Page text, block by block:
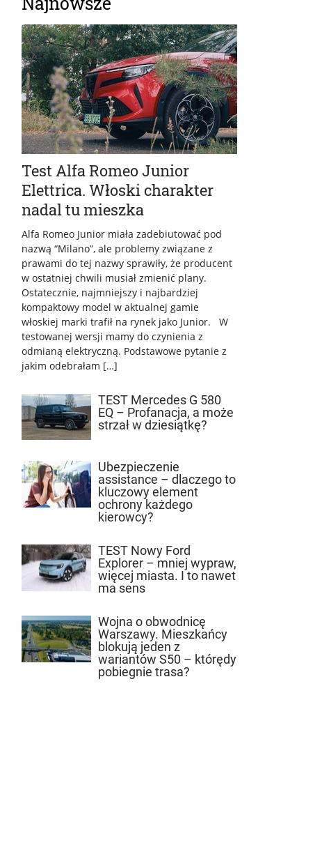
Test Alfa Romeo Junior
Elettrica. Włoski charakter
nadal tu mieszka
Alfa Romeo Junior miała zadebiutować pod
nazwą “Milano”, ale problemy związane z
prawami do tej nazwy sprawiły, że producent
w ostatniej chwili musiał zmienić plany.
Ostatecznie, najmniejszy i najbardziej
kompaktowy model w aktualnej gamie
włoskiej marki trafił na rynek jako Junior. W
testowanej wersji mamy do czynienia z
odmianą elektryczną. Podstawowe pytanie z
jakim odebrałam […]
TEST Mercedes G 580
EQ – Profanacja, a może
strzał w dziesiątkę?
Ubezpieczenie
assistance – dlaczego to
kluczowy element
ochrony każdego
kierowcy?
TEST Nowy Ford
Explorer – mniej wypraw,
więcej miasta. I to nawet
ma sens
Wojna o obwodnicę
Warszawy. Mieszkańcy
blokują jeden z
wariantów S50 – którędy
pobiegnie trasa?